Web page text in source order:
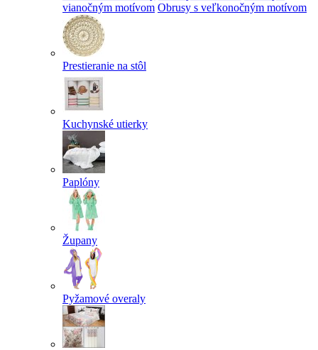
vianočným motívom Obrusy s veľkonočným motívom
Prestieranie na stôl
Kuchynské utierky
Paplóny
Župany
Pyžamové overaly